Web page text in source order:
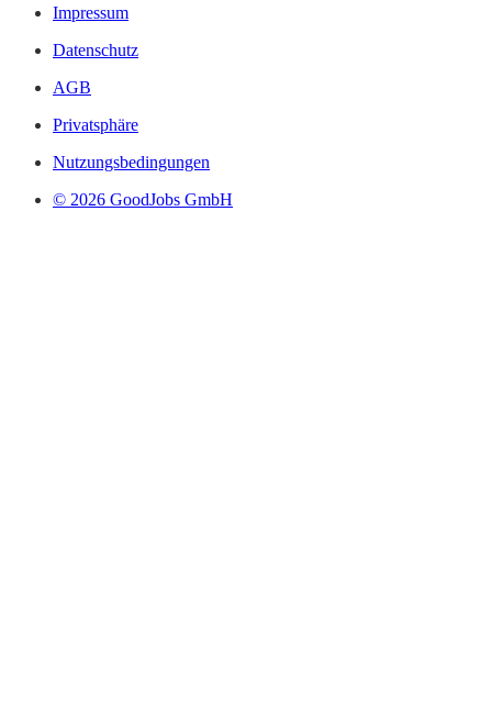
Impressum
Datenschutz
AGB
Privatsphäre
Nutzungsbedingungen
© 2026 GoodJobs GmbH